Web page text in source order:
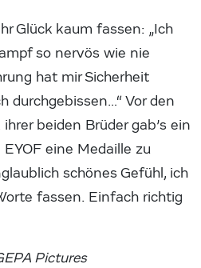
Glück kaum fassen: „Ich
so nervös wie nie
hat mir Sicherheit
durchgebissen…“ Vor den
beiden Brüder gab’s ein
eine Medaille zu
schönes Gefühl, ich
fassen. Einfach richtig
Pictures